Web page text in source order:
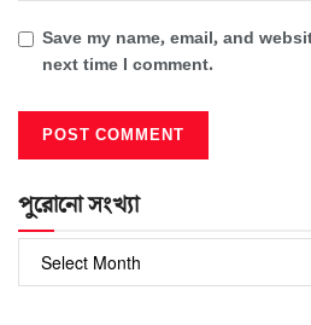
Save my name, email, and
next time I comment.
পুরোনো সংখ্যা
সংখ্যা